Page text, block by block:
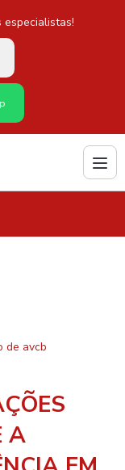
especialistas!
A